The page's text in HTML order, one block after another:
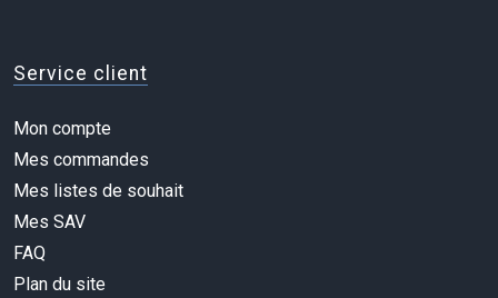
Service client
Mon compte
Mes commandes
Mes listes de souhait
Mes SAV
FAQ
Plan du site